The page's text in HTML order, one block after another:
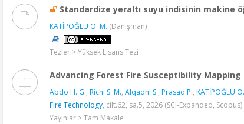
Standardize yeraltı suyu indisinin makine
KATİPOĞLU O. M. (Danışman)
Tezler > Yüksek Lisans Tezi
Advancing Forest Fire Susceptibility
Abdo H. G., Richi S. M., Alqadhi S., Prasad P., KATİPOĞLU
Fire Technology, cilt.62, sa.5, 2026 (SCI-Expanded, Scopus)
Yayınlar > Tam Makale